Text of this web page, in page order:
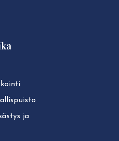
ja